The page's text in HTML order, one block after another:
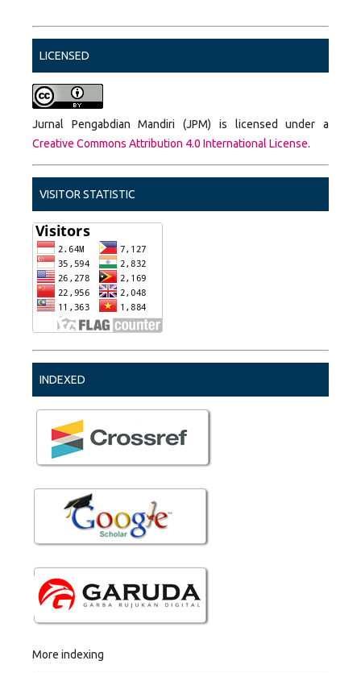
LICENSED
Jurnal Pengabdian Mandiri (JPM) is licensed under a
Creative Commons Attribution 4.0 International License.
VISITOR STATISTIC
INDEXED
More indexing